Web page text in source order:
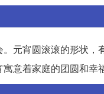
元宵圆滚滚的形状
意着家庭的团圆和幸